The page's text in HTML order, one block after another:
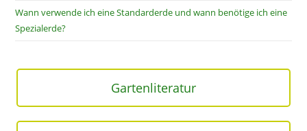
Wann verwende ich eine Standarderde und wann benötige ich eine
Spezialerde?
Gartenliteratur